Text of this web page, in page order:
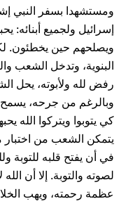
ومستشهدا بسفر النبي
إسرائيل ولجميع أبنائه:
ويصلحهم حين يخطئون.
البنوية، وتدخل الشعب
رفض لله ‏ولأبوته، يحل
وبالرغم من جرحه، يسمح
كي يتوبوا ويتركوا الله
يتمكن الشعب من اختبار
في أن يفتح قلبه للتوبة
لصوته والتوبة. إلا ‏أن
عظمة رحمته، ويهب